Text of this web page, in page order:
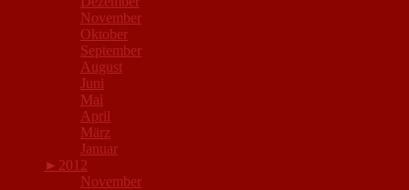
November
Oktober
September
August
Juni
Mai
April
März
Januar
► 2012
November